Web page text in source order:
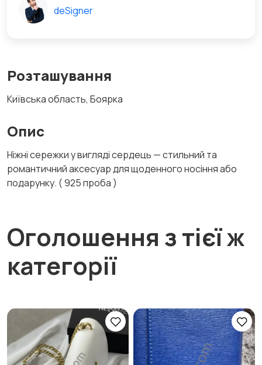
Розташування
Київська область, Боярка
Опис
Ніжні сережки у вигляді сердець — стильний та
романтичний аксесуар для щоденного носіння або
подарунку. ( 925 проба )
deSigner
Оголошення з тієї ж
категорії